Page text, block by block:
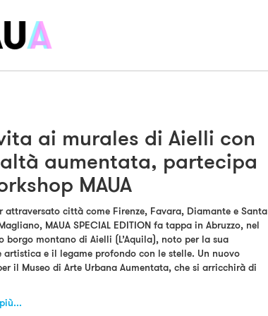
ai murales di Aielli con
aumentata, partecipa
MAUA
attraversato città come Firenze, Favara, Diamante e Santa
MAUA SPECIAL EDITION fa tappa in Abruzzo, nel
borgo montano di Aielli (L’Aquila), noto per la sua
artistica e il legame profondo con le stelle. Un nuovo
il Museo di Arte Urbana Aumentata, che si arricchirà di